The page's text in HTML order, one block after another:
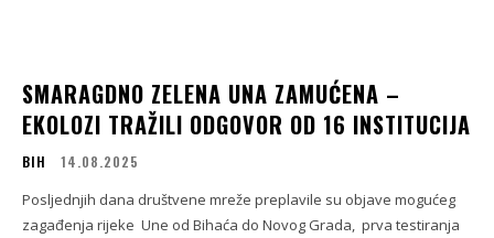
SMARAGDNO ZELENA UNA ZAMUĆENA –
EKOLOZI TRAŽILI ODGOVOR OD 16 INSTITUCIJA
BIH 14.08.2025
Posljednjih dana društvene mreže preplavile su objave mogućeg
zagađenja rijeke Une od Bihaća do Novog Grada, prva testiranja